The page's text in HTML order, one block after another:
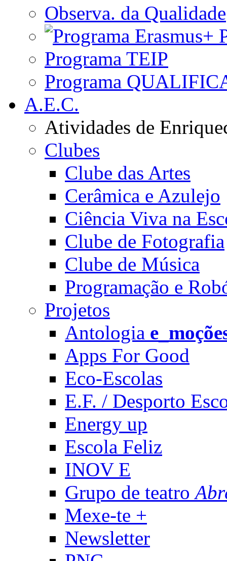
Observa. da Qualidade
Programa TEIP
Programa
A.E.C.
Atividades de
Clubes
Clube das Artes
Cerâmica e Azulejo
Ciência Viva na
Clube de Fotografia
Clube de Música
Programação e
Projetos
Antologia
Apps For Good
Eco-Escolas
E.F. / Desporto
Energy up
Escola Feliz
INOV E
Grupo de teatro
Mexe-te +
Newsletter